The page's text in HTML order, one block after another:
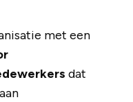
met een
dat